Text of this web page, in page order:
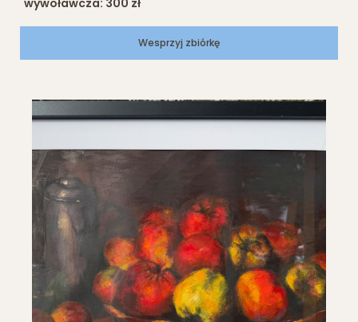
Wesprzyj zbiórkę